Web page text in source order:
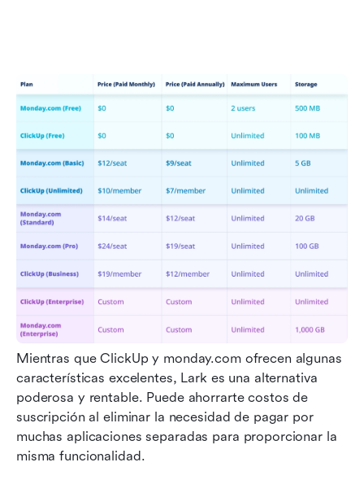
Mientras que ClickUp y monday.com ofrecen algunas
características excelentes, Lark es una alternativa
poderosa y rentable. Puede ahorrarte costos de
suscripción al eliminar la necesidad de pagar por
muchas aplicaciones separadas para proporcionar la
misma funcionalidad.